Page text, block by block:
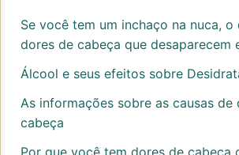
Se você tem um inchaço na nuca,
dores de cabeça que desaparecem
Álcool e seus efeitos sobre
As informações sobre as causas de
cabeça
Por que você tem dores de cabeça